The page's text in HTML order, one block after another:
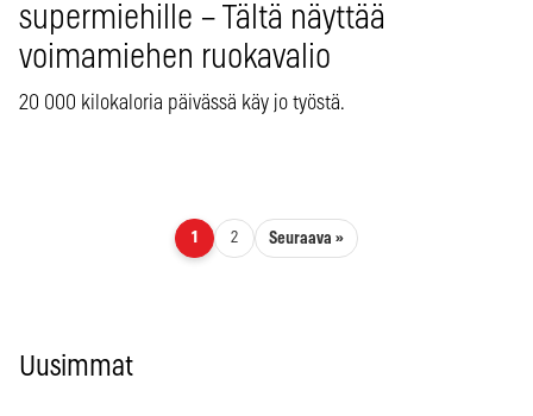
supermiehille – Tältä näyttää
voimamiehen ruokavalio
20 000 kilokaloria päivässä käy jo työstä.
Artikkelien sivutus
1 2 Seuraava »
Uusimmat